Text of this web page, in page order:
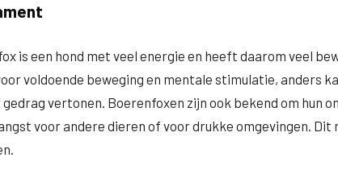
is een hond met veel energie en heeft daarom veel
voldoende beweging en mentale stimulatie, anders
vertonen. Boerenfoxen zijn ook bekend om hun
voor andere dieren of voor drukke omgevingen.